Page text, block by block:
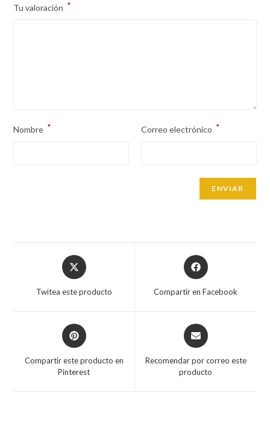
Tu valoración *
Nombre * Correo electrónico *
Opens
in
Twitea este producto
Opens
in
Compartir en Facebook
Opens
in
new
Compartir este producto en
Pinterest
Opens
in
new
Recomendar por correo este
producto